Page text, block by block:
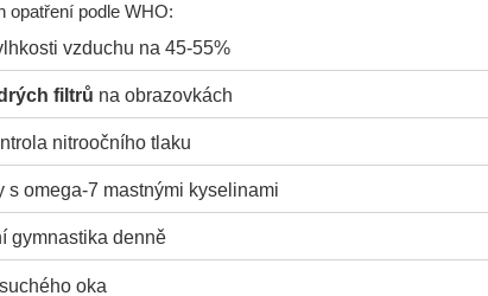
opatření podle WHO:
vzduchu na 45-55%
filtrů na obrazovkách
nitroočního tlaku
s omega-7 mastnými kyselinami
gymnastika denně